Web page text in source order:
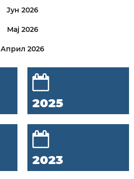
Јун 2026
Мај 2026
Април 2026
2025
2023